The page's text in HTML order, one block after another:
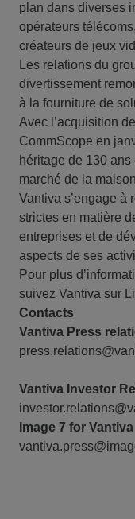
plan dans diverses
opérateurs
créateurs de jeux
Les relations du
divertissement
à la fourniture de
Avec l’acquisition
CommScope en
héritage de 130
marché de la
Vantiva s’engage à
strictes en matière
entreprises et de
aspects de ses
Pour plus
suivez Vantiva sur
Contacts
Vantiva Press
Vantiva Investor
Image 7 for Vantiva